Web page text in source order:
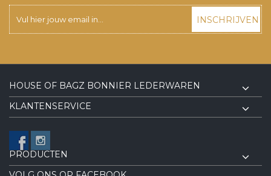
INSCHRIJVEN
HOUSE OF BAGZ BONNIER LEDERWAREN
KLANTENSERVICE
PRODUCTEN